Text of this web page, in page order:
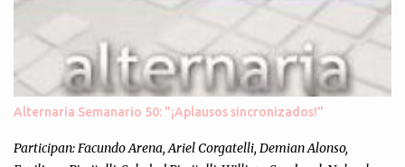
o
s
Alternaria Semanario 50: "¡Aplausos sincronizados!"
Participan: Facundo Arena, Ariel Corgatelli, Demian Alonso,